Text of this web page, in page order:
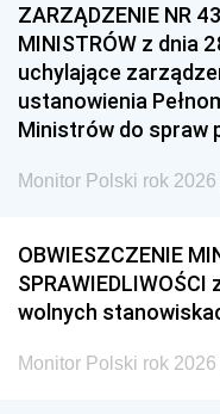
ZARZĄDZENIE NR
MINISTRÓW z dnia
uchylające
ustanowienia
Ministrów do spraw
Monitor Polski rok
OBWIESZCZENIE
wolnych
Monitor Polski rok